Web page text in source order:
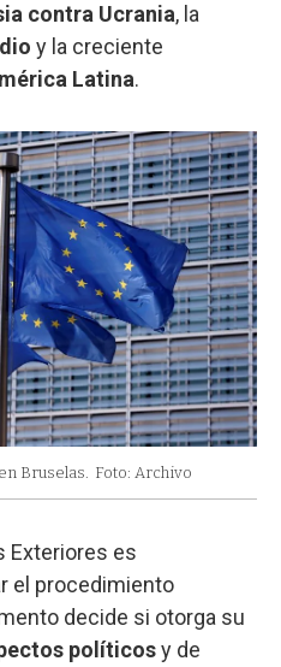
contra Ucrania, la
y la creciente
Latina.
Bruselas. Foto: Archivo
Exteriores es
el procedimiento
decide si otorga su
políticosy de